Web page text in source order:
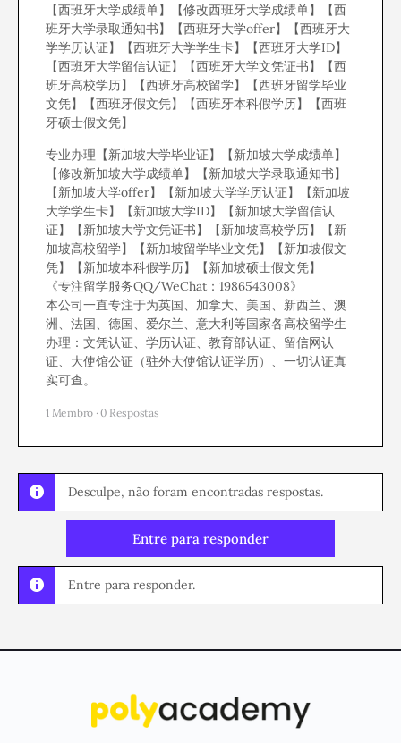
【西班牙大学成绩单】【修改西班牙大学成绩单】【西
班牙大学录取通知书】【西班牙大学offer】【西班牙大
学学历认证】【西班牙大学学生卡】【西班牙大学ID】
【西班牙大学留信认证】【西班牙大学文凭证书】【西
班牙高校学历】【西班牙高校留学】【西班牙留学毕业
文凭】【西班牙假文凭】【西班牙本科假学历】【西班
牙硕士假文凭】
专业办理【新加坡大学毕业证】【新加坡大学成绩单】
【修改新加坡大学成绩单】【新加坡大学录取通知书】
【新加坡大学offer】【新加坡大学学历认证】【新加坡
大学学生卡】【新加坡大学ID】【新加坡大学留信认
证】【新加坡大学文凭证书】【新加坡高校学历】【新
加坡高校留学】【新加坡留学毕业文凭】【新加坡假文
凭】【新加坡本科假学历】【新加坡硕士假文凭】
《专注留学服务QQ/WeChat：1986543008》
本公司一直专注于为英国、加拿大、美国、新西兰、澳
洲、法国、德国、爱尔兰、意大利等国家各高校留学生
办理：文凭认证、学历认证、教育部认证、留信网认
证、大使馆公证（驻外大使馆认证学历）、一切认证真
实可查。
1 Membro · 0 Respostas
Desculpe, não foram encontradas respostas.
Entre para responder
Entre para responder.